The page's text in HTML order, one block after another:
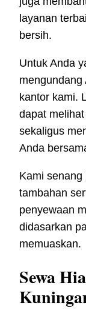
layanan
bersih.
Untuk Anda
mengundang
kantor kami.
dapat
sekaligus
Anda
Kami senang
tambahan
penyewaan
didasarkan
memuaskan.
Sewa